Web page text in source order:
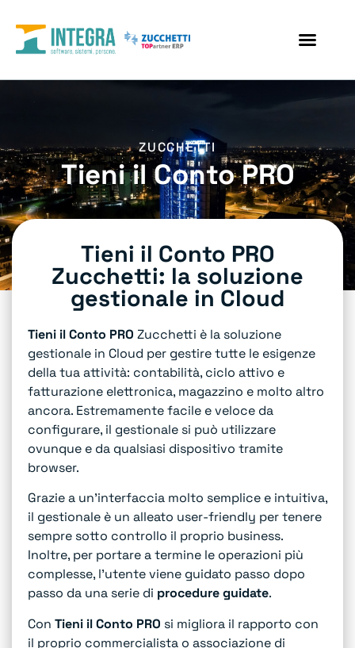
ZUCCHETTI
Tieni il Conto PRO
Tieni il Conto PRO
Zucchetti: la soluzione
gestionale in Cloud
Tieni il Conto PRO Zucchetti è la soluzione
gestionale in Cloud per gestire tutte le esigenze
della tua attività: contabilità, ciclo attivo e
fatturazione elettronica, magazzino e molto altro
ancora. Estremamente facile e veloce da
configurare, il gestionale si può utilizzare
ovunque e da qualsiasi dispositivo tramite
browser.
Grazie a un’interfaccia molto semplice e intuitiva,
il gestionale è un alleato user-friendly per tenere
sempre sotto controllo il proprio business.
Inoltre, per portare a termine le operazioni più
complesse, l’utente viene guidato passo dopo
passo da una serie di procedure guidate.
Con Tieni il Conto PRO si migliora il rapporto con
il proprio commercialista o associazione di